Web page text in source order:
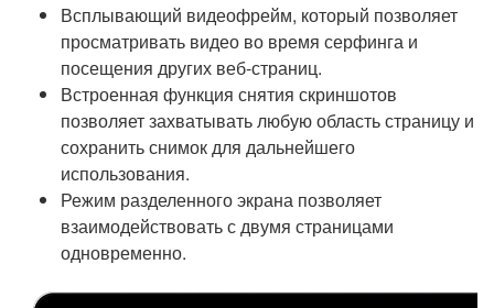
Всплывающий видеофрейм, который позволяет
просматривать видео во время серфинга и
посещения других веб-страниц.
Встроенная функция снятия скриншотов
позволяет захватывать любую область страницу и
сохранить снимок для дальнейшего
использования.
Режим разделенного экрана позволяет
взаимодействовать с двумя страницами
одновременно.